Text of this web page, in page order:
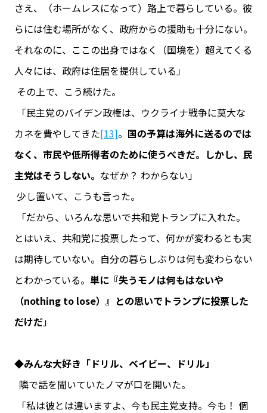
さえ、（ホームレスになって）路上で暮らしている。彼
らには住む場所がなく、政府からの援助も十分にない。
それなのに、ここの出身ではなく（国境を）超えてくる
人々には、政府は住居を提供している」
その上で、こう続けた。
「民主党のバイデン政権は、ウクライナ戦争に莫大な
カネを費やしてきた[13]。 国の予算は海外に送るのでは
なく、市民や低所得者のために使うべきだ。しかし、民
主党はそうしない。 なぜか？ わからない」
少し置いて、こうも言った。
「だから、いろんな思いで共和党トランプに入れた。
とはいえ、共和党に投票したって、何かが変わるとも実
は期待していない。自分の暮らしぶりは何も変わらない
とわかっている。 単に『失うモノは何もはないや
（nothing to lose）』との思いでトランプに投票した
だけだ」
◆みんな大好き「ドリル、ベイビー、ドリル」
隣で話を聞いていたノマが口を開いた。
「私は彼とは違いますよ、今も民主党支持。今も！ 個